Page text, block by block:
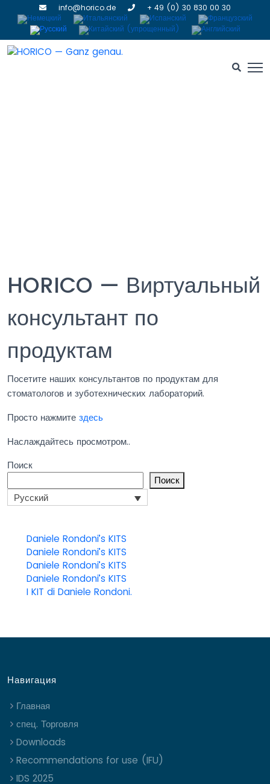
info@horico.de + 49 (0) 30 830 00 30
HORICO — Виртуальный
консультант по
продуктам
Посетите наших консультантов по продуктам для
стоматологов и зуботехнических лабораторий.
Просто нажмите здесь
Наслаждайтесь просмотром..
Поиск
Поиск
Русский
Daniele Rondoni’s KITS
Daniele Rondoni’s KITS
Daniele Rondoni’s KITS
Daniele Rondoni’s KITS
I KIT di Daniele Rondoni.
Навигация
Главная
спец. Торговля
Downloads
Recommendations for use (IFU)
IDS 2025